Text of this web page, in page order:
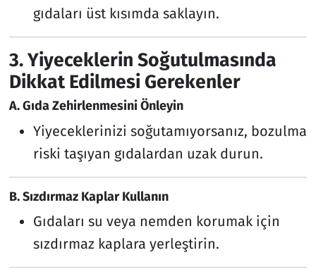
gıdaları üst kısımda saklayın.
3. Yiyeceklerin Soğutulmasında
Dikkat Edilmesi Gerekenler
A. Gıda Zehirlenmesini Önleyin
Yiyeceklerinizi soğutamıyorsanız, bozulma
riski taşıyan gıdalardan uzak durun.
B. Sızdırmaz Kaplar Kullanın
Gıdaları su veya nemden korumak için
sızdırmaz kaplara yerleştirin.